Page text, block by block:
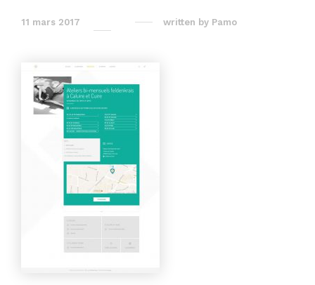
11 mars 2017 written by Pamo